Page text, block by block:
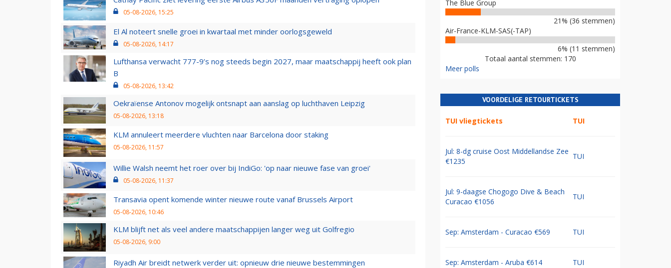
05-08-2026, 15:25
El Al noteert snelle groei in kwartaal met minder oorlogsgeweld
05-08-2026, 14:17
Lufthansa verwacht 777-9’s nog steeds begin 2027, maar maatschappij heeft ook plan
B
05-08-2026, 13:42
Oekraïense Antonov mogelijk ontsnapt aan aanslag op luchthaven Leipzig
05-08-2026, 13:18
KLM annuleert meerdere vluchten naar Barcelona door staking
05-08-2026, 11:57
Willie Walsh neemt het roer over bij IndiGo: 'op naar nieuwe fase van groei'
05-08-2026, 11:37
Transavia opent komende winter nieuwe route vanaf Brussels Airport
05-08-2026, 10:46
KLM blijft net als veel andere maatschappijen langer weg uit Golfregio
05-08-2026, 9:00
Riyadh Air breidt netwerk verder uit: opnieuw drie nieuwe bestemmingen
The Blue Group
21% (36 stemmen)
Air-France-KLM-SAS(-TAP)
6% (11 stemmen)
Totaal aantal stemmen: 170
Meer polls
VOORDELIGE RETOURTICKETS
TUI vliegtickets TUI
Jul: 8-dg cruise Oost Middellandse Zee
€1235
TUI
Jul: 9-daagse Chogogo Dive & Beach
Curacao €1056
TUI
Sep: Amsterdam - Curacao €569 TUI
Sep: Amsterdam - Aruba €614 TUI